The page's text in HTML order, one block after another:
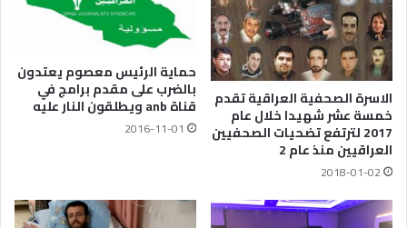
الاسرة الصحفية العراقية تقدم
خمسة عشر شهيدا خلال عام
2017 لترتفع تضحيات الصحفيين
العراقيين منذ عام 2
2018-01-02
حماية الرئيس معصوم يعتدون
بالضرب على مقدم برامج في
قناة anb ويطلقون النار عليه
2016-11-01